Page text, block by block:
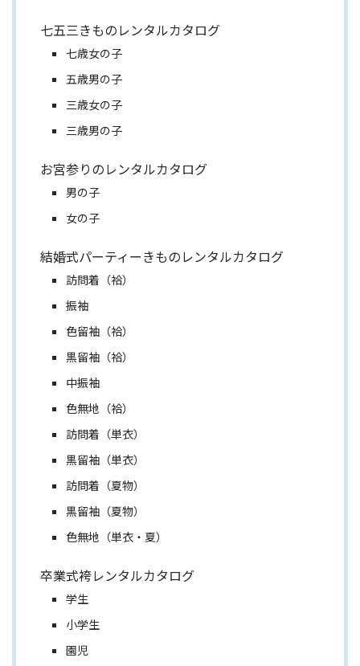
七五三きものレンタルカタログ
七歳女の子
五歳男の子
三歳女の子
三歳男の子
お宮参りのレンタルカタログ
男の子
女の子
結婚式パーティーきものレンタルカタログ
訪問着（袷）
振袖
色留袖（袷）
黒留袖（袷）
中振袖
色無地（袷）
訪問着（単衣）
黒留袖（単衣）
訪問着（夏物）
黒留袖（夏物）
色無地（単衣・夏）
卒業式袴レンタルカタログ
学生
小学生
園児